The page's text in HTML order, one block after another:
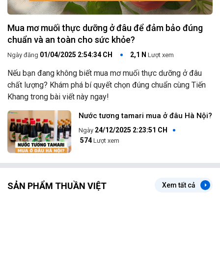
Mua mơ muối thực dưỡng ở đâu để đảm bảo đúng
chuẩn và an toàn cho sức khỏe?
Ngày đăng 01/04/2025 2:54:34 CH 2,1 N Lượt xem
Nếu bạn đang không biết mua mơ muối thực dưỡng ở đâu
chất lượng? Khám phá bí quyết chọn đúng chuẩn cùng Tiến
Khang trong bài viết này ngay!
Nước tương tamari mua ở đâu Hà Nội?
24/12/2025 2:23:51 CH
574 Lượt xem
SẢN PHẨM THUẦN VIỆT Xem tất cả